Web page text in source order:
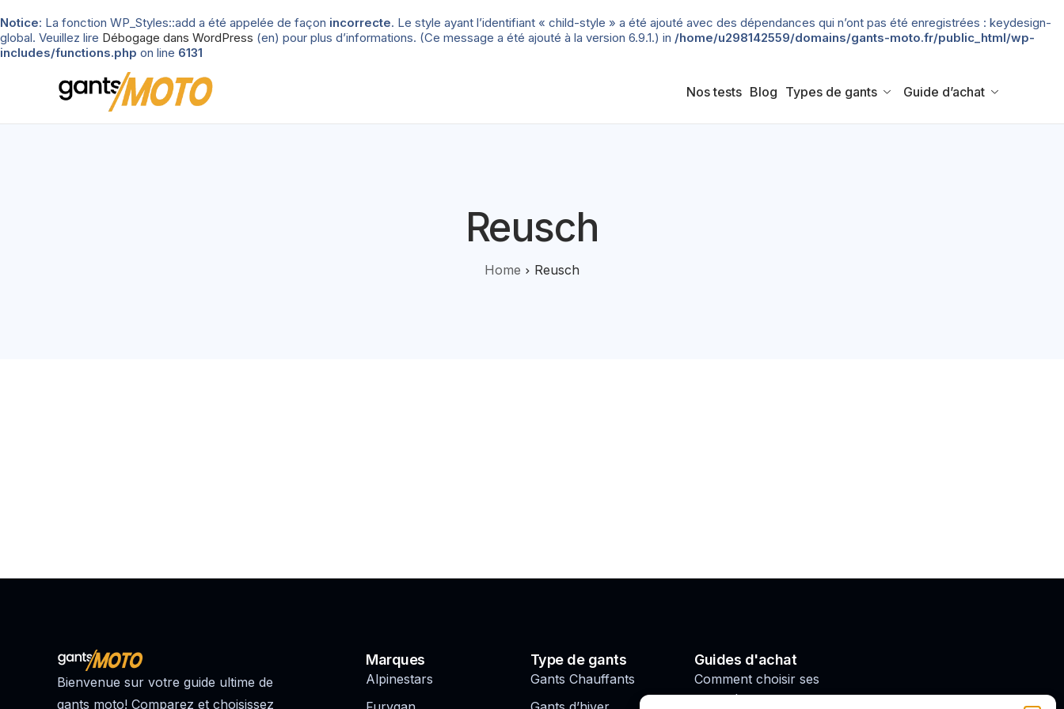
Notice: La fonction WP_Styles::add a été appelée de façon incorrecte. Le style ayant l’identifiant « child-style » a été ajouté avec des dépendances qui n’ont pas été enregistrées : keydesign-
global. Veuillez lire Débogage dans WordPress (en) pour plus d’informations. (Ce message a été ajouté à la version 6.9.1.) in /home/u298142559/domains/gants-moto.fr/public_html/wp-
includes/functions.php on line 6131
Nos tests Blog Types de gants Guide d’achat
Reusch
Home Reusch
Bienvenue sur votre guide ultime de
gants moto! Comparez et choisissez
Marques
Alpinestars
Type de gants
Gants Chauffants
Guides d'achat
Comment choisir ses
gants de moto